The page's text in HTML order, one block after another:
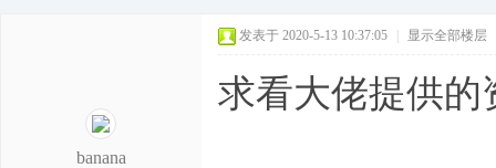
banana
发表于 2020-5-13 10:37:05 显示全部楼层
求看大佬提供的